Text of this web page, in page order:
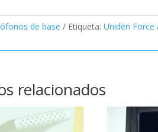
de base Etiqueta:Uniden Force
relacionados